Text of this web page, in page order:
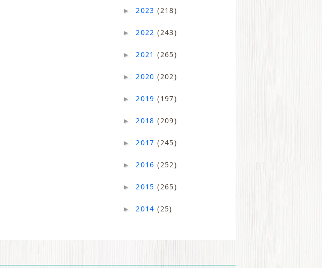
► 2023(218)
► 2022(243)
► 2021(265)
► 2020(202)
► 2019(197)
► 2018(209)
► 2017(245)
► 2016(252)
► 2015(265)
► 2014(25)